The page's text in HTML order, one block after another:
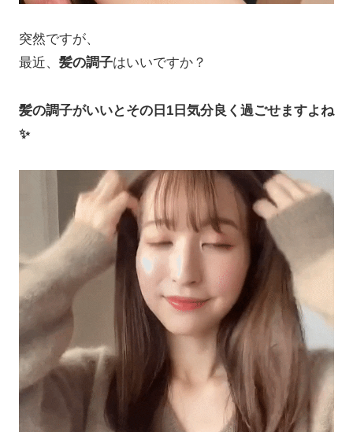
突然ですが、
最近、 髪の調子はいいですか？
髪の調子がいいとその日1日気分良く過ごせますよね
✨